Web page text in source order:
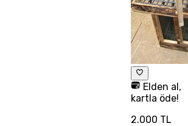
Elden al,
kartla öde!
2.000 TL